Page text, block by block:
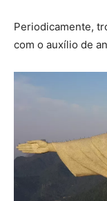
Periodicamente,
com o auxílio de